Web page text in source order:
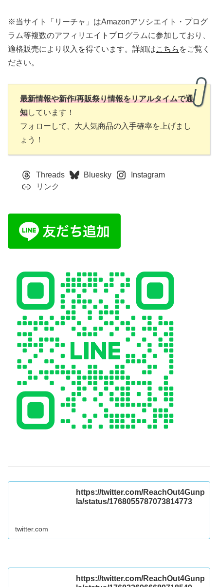
※当サイト「リーチャ」はAmazonアソシエイト・プログ
ラム等複数のアフィリエイトプログラムに参加しており、
適格販売により収入を得ています。詳細はこちら をご覧く
ださい。
最新情報や新作/再販祭り情報をリアルタイムで通
知しています！
フォローして、大人気商品の入手確率を上げまし
ょう！
Threads Bluesky
Instagram
リンク
https://twitter.com/ReachOut4Gunp
la/status/1768055787073814773
twitter.com
https://twitter.com/ReachOut4Gunp